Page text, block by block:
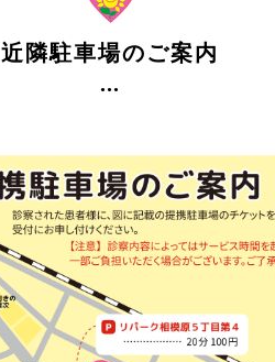
近隣駐車場のご案内